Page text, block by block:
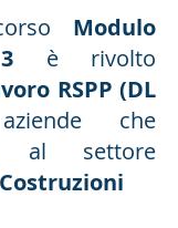
Modulo
è rivolto
RSPP (DL
che
al settore